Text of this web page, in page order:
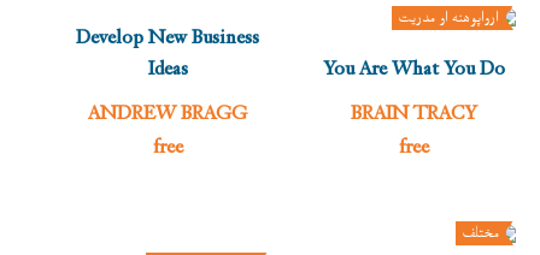
ارواپوهنه او مدريت
You Are What You Do
BRAIN TRACY
free
Develop New Business
Ideas
ANDREW BRAGG
free
مختلف